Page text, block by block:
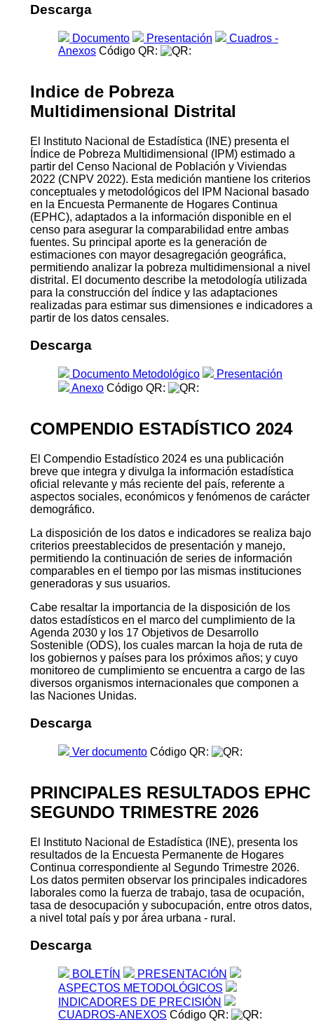
Descarga
Documento Presentación
Cuadros -
Anexos Código QR:
Indice de Pobreza
Multidimensional Distrital
El Instituto Nacional de Estadística (INE) presenta el
Índice de Pobreza Multidimensional (IPM) estimado a
partir del Censo Nacional de Población y Viviendas
2022 (CNPV 2022). Esta medición mantiene los criterios
conceptuales y metodológicos del IPM Nacional basado
en la Encuesta Permanente de Hogares Continua
(EPHC), adaptados a la información disponible en el
censo para asegurar la comparabilidad entre ambas
fuentes. Su principal aporte es la generación de
estimaciones con mayor desagregación geográfica,
permitiendo analizar la pobreza multidimensional a nivel
distrital. El documento describe la metodología utilizada
para la construcción del índice y las adaptaciones
realizadas para estimar sus dimensiones e indicadores a
partir de los datos censales.
Descarga
Documento Metodológico
Presentación
Anexo Código QR:
COMPENDIO ESTADÍSTICO 2024
El Compendio Estadístico 2024 es una publicación
breve que integra y divulga la información estadística
oficial relevante y más reciente del país, referente a
aspectos sociales, económicos y fenómenos de carácter
demográfico.
La disposición de los datos e indicadores se realiza bajo
criterios preestablecidos de presentación y manejo,
permitiendo la continuación de series de información
comparables en el tiempo por las mismas instituciones
generadoras y sus usuarios.
Cabe resaltar la importancia de la disposición de los
datos estadísticos en el marco del cumplimiento de la
Agenda 2030 y los 17 Objetivos de Desarrollo
Sostenible (ODS), los cuales marcan la hoja de ruta de
los gobiernos y países para los próximos años; y cuyo
monitoreo de cumplimiento se encuentra a cargo de las
diversos organismos internacionales que componen a
las Naciones Unidas.
Descarga
Ver documento Código QR:
PRINCIPALES RESULTADOS EPHC
SEGUNDO TRIMESTRE 2026
El Instituto Nacional de Estadística (INE), presenta los
resultados de la Encuesta Permanente de Hogares
Continua correspondiente al Segundo Trimestre 2026.
Los datos permiten observar los principales indicadores
laborales como la fuerza de trabajo, tasa de ocupación,
tasa de desocupación y subocupación, entre otros datos,
a nivel total país y por área urbana - rural.
Descarga
BOLETÍN
PRESENTACIÓN
ASPECTOS METODOLÓGICOS
INDICADORES DE PRECISIÓN
CUADROS-ANEXOS Código QR: